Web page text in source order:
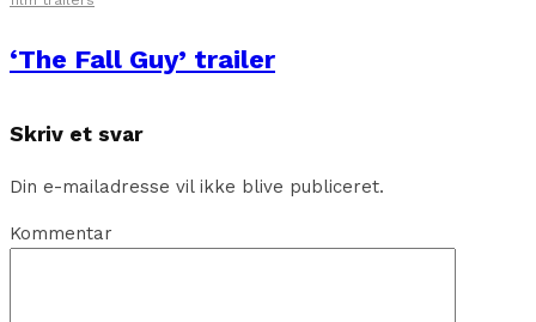
‘The Fall Guy’ trailer
Skriv et svar
Din e-mailadresse vil ikke blive publiceret.
Kommentar